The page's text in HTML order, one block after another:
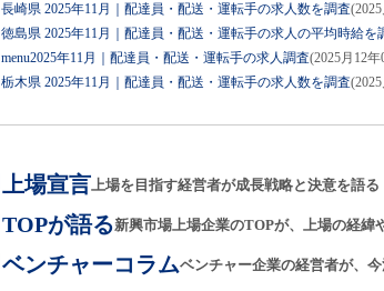
長崎県 2025年11月｜配達員・配送・運転手の求人数を調査
徳島県 2025年11月｜配達員・配送・運転手の求人の平均時給を
menu2025年11月｜配達員・配送・運転手の求人調査(2025月12年
栃木県 2025年11月｜配達員・配送・運転手の求人数を調査
上場宣言上場を目指す経営者が成長戦略と決意を語る
TOPが語る新興市場上場企業のTOPが、上場の経緯
ベンチャーコラムベンチャー企業の経営者が、